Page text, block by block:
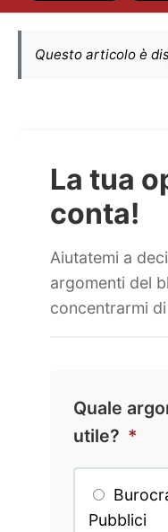
Questo articolo è
La tua
conta!
Aiutatemi a
argomenti del
concentrarmi di
Quale
utile? *
Pubblici